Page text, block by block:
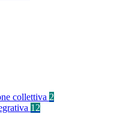
collettiva 2
12